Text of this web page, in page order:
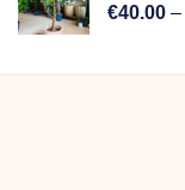
€40.00 –